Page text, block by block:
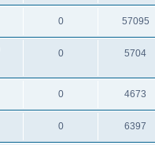
0 57095
0 5704
0 4673
0 6397